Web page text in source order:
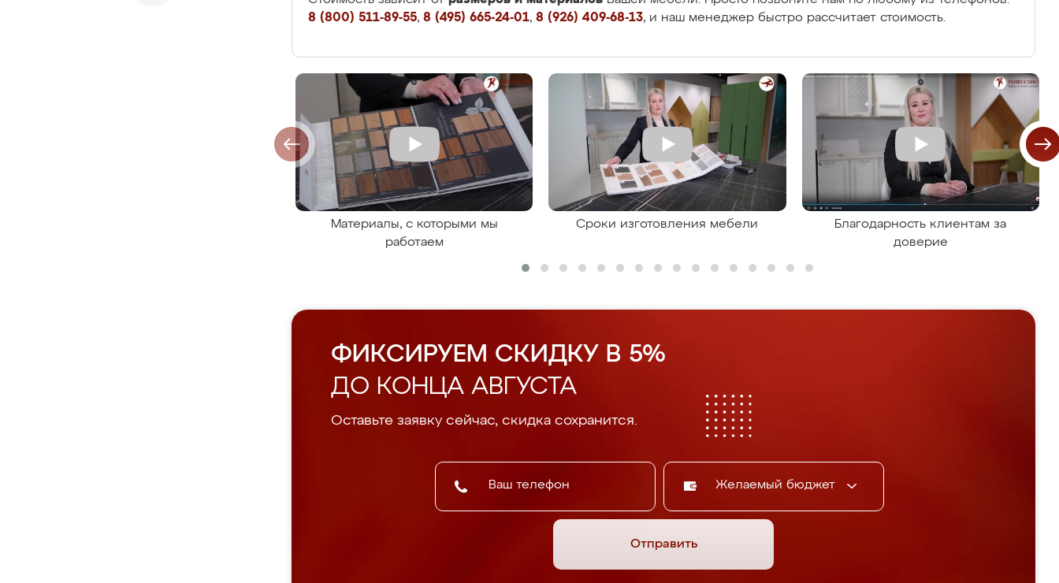
8 (800) 511-89-55, 8 (495) 665-24-01, 8 (926) 409-68-13, и наш менеджер быстро рассчитает стоимость.
Материалы, с которыми мы
работаем
Сроки изготовления мебели
Благодарность клиентам за
доверие
ФИКСИРУЕМ СКИДКУ В 5%
ДО КОНЦА АВГУСТА
Оставьте заявку сейчас, скидка сохранится.
Желаемый бюджет
Отправить